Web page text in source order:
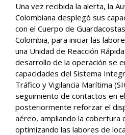
Una vez recibida la alerta, la
Colombiana desplegó sus
con el Cuerpo de
Colombia, para iniciar las
una Unidad de Reacción
desarrollo de la operación se
capacidades del Sistema
Tráfico y Vigilancia Marítima
seguimiento de contactos en
posteriormente reforzar el
aéreo, ampliando la cobertura
optimizando las labores de